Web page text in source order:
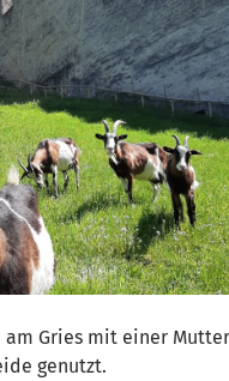
am Gries mit einer
genutzt.